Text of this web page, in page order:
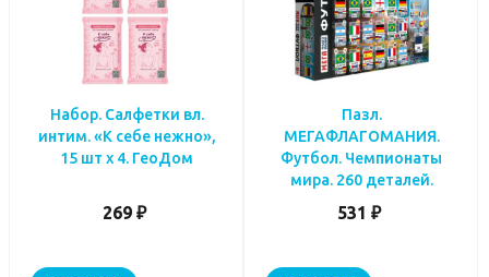
Набор. Салфетки вл.
интим. «К себе нежно»,
15 шт х 4. ГеоДом
269 ₽
Пазл.
МЕГАФЛАГОМАНИЯ.
Футбол. Чемпионаты
мира. 260 деталей.
531 ₽